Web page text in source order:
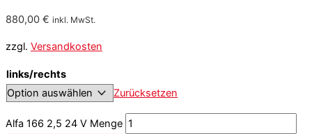
880,00 € inkl. MwSt.
zzgl. Versandkosten
links/rechts
Zurücksetzen
Alfa 166 2,5 24 V Menge